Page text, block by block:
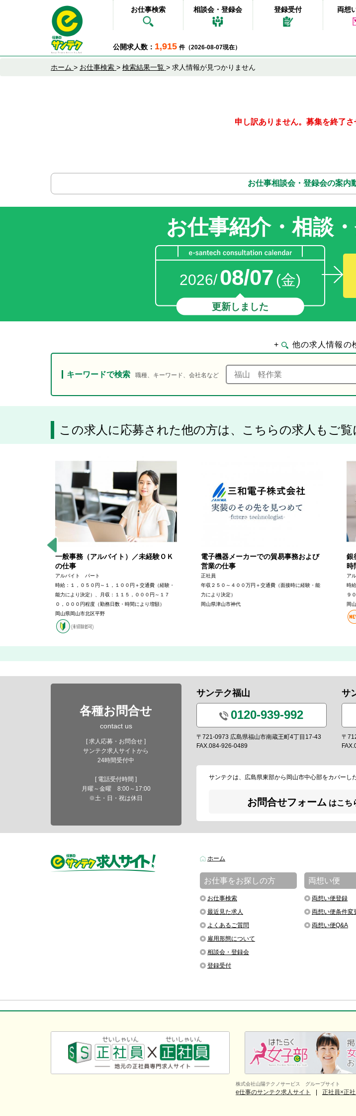
お仕事検索 相談会・登録会 登録受付 両想
公開求人数： 1,915 件（2026-08-07現在）
ホーム > お仕事検索 > 検索結果一覧 > 求人情報が見つかりません
申し訳ありません。募集を終了さ
お仕事相談会・登録会の案内
お仕事紹介・相談
2026/08/07 (金)
更新しました
+ 他の求人情報の
キーワードで検索 職種、キーワード、会社名など
この求人に応募された他の方は、こちらの求人もご覧
一般事務（アルバイト）／未経験ＯＫ
の仕事
アルバイト パート
時給：１，０５０円～１，１００円＋交通費（経験・
能力により決定）、月収：１１５，０００円～１７
０，０００円程度（勤務日数・時間により増額）
岡山県岡山市北区平野
電子機器メーカーでの貿易事務および
営業の仕事
正社員
年収２５０～４００万円＋交通費（面接時に経験・能
力により決定）
岡山県津山市神代
銀
時
ア
時
９
岡
各種お問合せ
contact us
[ 求人応募・お問合せ ]
サンテク求人サイトから
24時間受付中
[ 電話受付時間 ]
月曜～金曜 8:00～17:00
※土・日・祝は休日
サンテク福山
0120-939-992
〒721-0973 広島県福山市南蔵王町4丁目17-43
FAX.084-926-0489
サ
〒
サンテクは、広島県東部から岡山市中心部をカバーし
お問合せフォーム はこち
ホーム
お仕事をお探しの方
お仕事検索
最近見た求人
よくあるご質問
雇用形態について
相談会・登録会
登録受付
両想い便
両想い便登録
両想い便条件変
両想い便Q&A
株式会社山陽テクノサービス グループサイト
e仕事のサンテク求人サイト 正社員×正